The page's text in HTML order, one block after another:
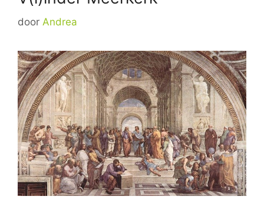
door Andrea